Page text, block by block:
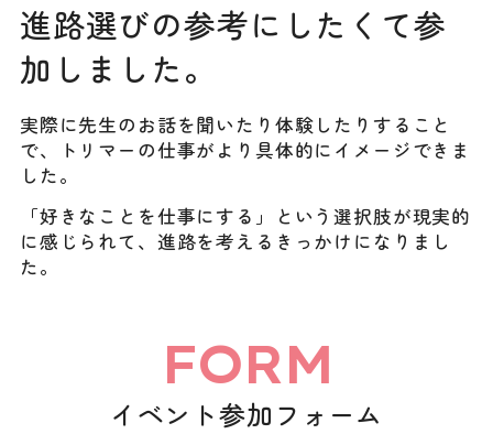
進路選びの参考にしたくて参
加しました。
実際に先生のお話を聞いたり体験したりすること
で、トリマーの仕事がより具体的にイメージできま
した。
「好きなことを仕事にする」という選択肢が現実的
に感じられて、進路を考えるきっかけになりまし
た。
FORM
イベント参加フォーム